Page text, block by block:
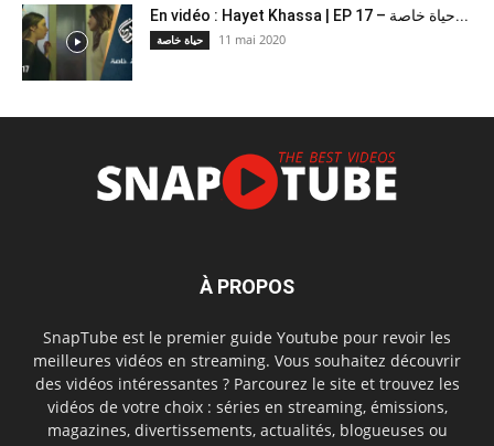
En vidéo : Hayet Khassa | EP 17 – حياة خاصة...
حياة خاصة 11 mai 2020
À PROPOS
SnapTube est le premier guide Youtube pour revoir les
meilleures vidéos en streaming. Vous souhaitez découvrir
des vidéos intéressantes ? Parcourez le site et trouvez les
vidéos de votre choix : séries en streaming, émissions,
magazines, divertissements, actualités, blogueuses ou